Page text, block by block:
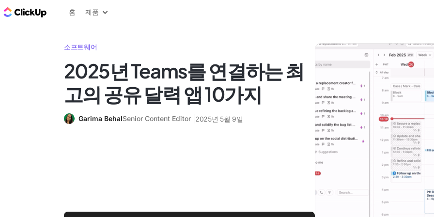
ClickUp 블로그
홈 제품
소프트웨어
2025년 Teams를 연결하는 최
고의 공유 달력 앱 10가지
Garima BehalSenior Content Editor 2025년 5월 9일